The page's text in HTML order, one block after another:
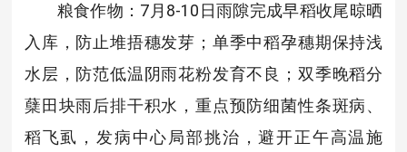
粮食作物：7月8-10日雨隙完成早稻收尾晾晒
入库，防止堆捂穗发芽；单季中稻孕穗期保持浅
水层，防范低温阴雨花粉发育不良；双季晚稻分
蘖田块雨后排干积水，重点预防细菌性条斑病、
稻飞虱，发病中心局部挑治，避开正午高温施